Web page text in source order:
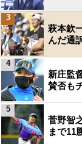
萩本欽
んだ通
3
新庄監
賛否も
4
菅野智
まで11
5